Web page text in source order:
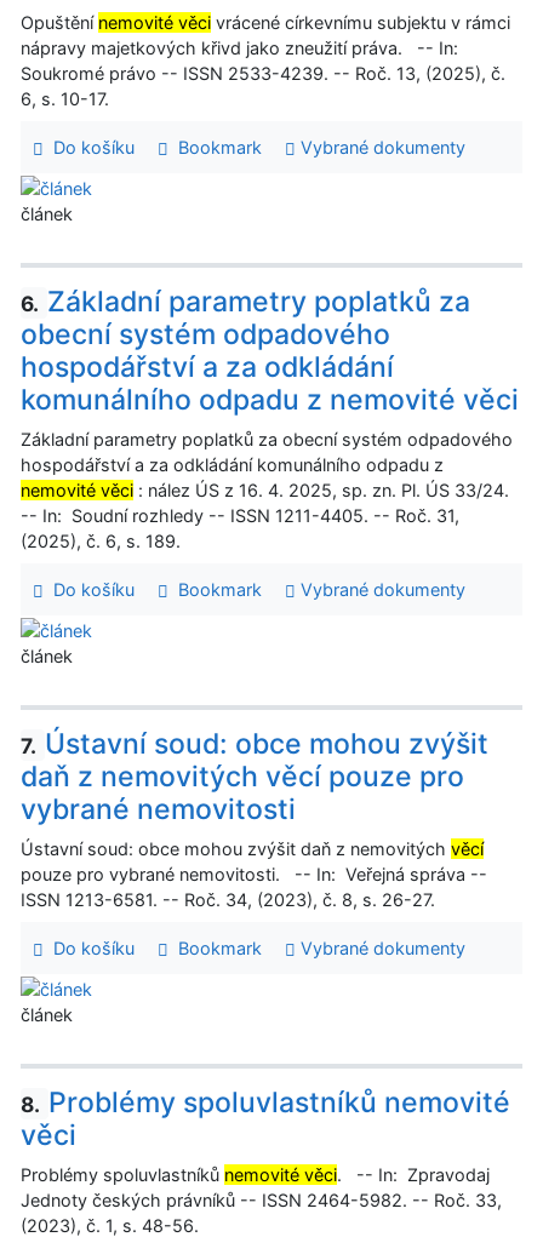
Opuštění nemovité věci vrácené církevnímu subjektu v rámci
nápravy majetkových křivd jako zneužití práva. -- In:
Soukromé právo -- ISSN 2533-4239. -- Roč. 13, (2025), č.
6, s. 10-17.
Do košíku Bookmark Vybrané dokumenty
článek
6. Základní parametry poplatků za
obecní systém odpadového
hospodářství a za odkládání
komunálního odpadu z nemovité věci
Základní parametry poplatků za obecní systém odpadového
hospodářství a za odkládání komunálního odpadu z
nemovité věci : nález ÚS z 16. 4. 2025, sp. zn. Pl. ÚS 33/24.
-- In: Soudní rozhledy -- ISSN 1211-4405. -- Roč. 31,
(2025), č. 6, s. 189.
Do košíku Bookmark Vybrané dokumenty
článek
7. Ústavní soud: obce mohou zvýšit
daň z nemovitých věcí pouze pro
vybrané nemovitosti
Ústavní soud: obce mohou zvýšit daň z nemovitých věcí
pouze pro vybrané nemovitosti. -- In: Veřejná správa --
ISSN 1213-6581. -- Roč. 34, (2023), č. 8, s. 26-27.
Do košíku Bookmark Vybrané dokumenty
článek
8. Problémy spoluvlastníků nemovité
věci
Problémy spoluvlastníků nemovité věci. -- In: Zpravodaj
Jednoty českých právníků -- ISSN 2464-5982. -- Roč. 33,
(2023), č. 1, s. 48-56.